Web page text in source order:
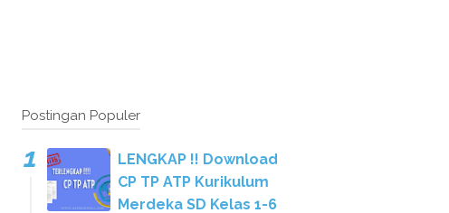
Postingan Populer
LENGKAP !! Download
CP TP ATP Kurikulum
Merdeka SD Kelas 1-6